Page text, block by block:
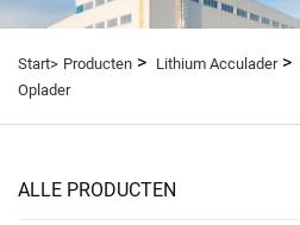
Start> Producten > Lithium Acculader>
Oplader
ALLE PRODUCTEN